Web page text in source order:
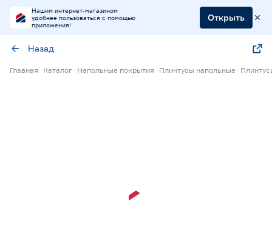
Нашим интернет-магазином
удобнее пользоваться с помощью
приложения!
Открыть
Назад
Главная Каталог Напольные покрытия Плинтусы напольные